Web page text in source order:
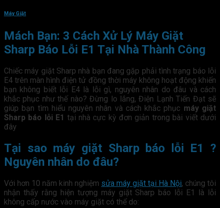
Máy Giặt
Mách Bạn: 3 Cách Xử Lý Máy Giặt
Sharp Báo Lỗi E1 Tại Nhà Thành Công
Chiếc máy giặt Sharp nhà bạn đang gặp phải tình trạng báo lỗi
E4 trên màn hình điện tử đồng thời máy không hoạt động khiến
bạn không biết lỗi E4 là lỗi gì, nguyên nhân do đâu và cách
khắc phục như thế nào? Đừng lo lắng, Điện Lạnh Tiến Đạt sẽ
giúp bạn tìm hiểu nguyên nhân và cách khắc phục máy giặt
Sharp báo lỗi E1 tại nhà cực kỳ đơn giản trong bài viết dưới
đây
Tại sao máy giặt Sharp báo lỗi E1 ?
Nguyên nhân do đâu?
Với hơn 10 năm kinh nghiệm sửa máy giặt tại Hà Nội, chúng tôi
nhận thấy rằng hiện tượng máy giặt Sharp báo lỗi E1 là lỗi
không cấp nước vào máy giặt có thể do: